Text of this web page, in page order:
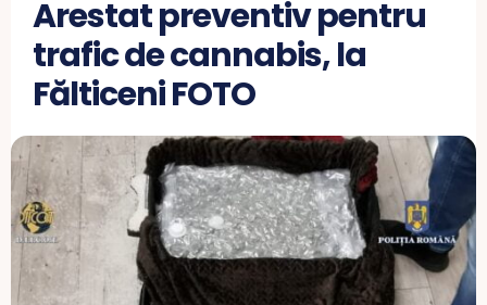
Arestat preventiv pentru
trafic de cannabis, la
Fălticeni FOTO